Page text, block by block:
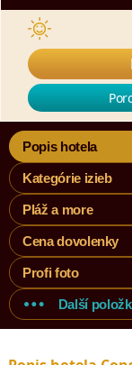
Popis hotela
Kategórie izieb
Pláž a more
Cena dovolenky
Profi foto
Další